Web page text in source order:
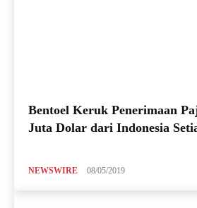
Bentoel Keruk Penerimaan
Juta Dolar dari Indonesia
NEWSWIRE 08/05/2019